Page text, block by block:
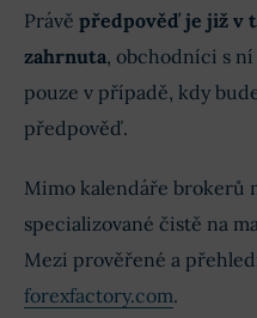
Právě předpověď je již v
zahrnuta, obchodníci s
pouze v případě, kdy
předpověď.
Mimo kalendáře brokerů
specializované čistě na
Mezi prověřené a
forexfactory.com.